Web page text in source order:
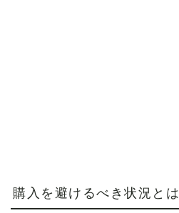
購入を避けるべき状況とは